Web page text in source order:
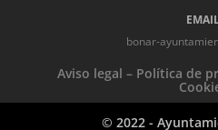
bonar-
Aviso legal – Política de
© 2022 -